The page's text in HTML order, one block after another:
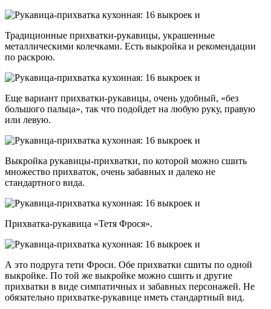
Традиционные прихватки-рукавицы, украшенные
металлическими колечками. Есть выкройка и рекомендации
по раскрою.
Еще вариант прихватки-рукавицы, очень удобный, «без
большого пальца», так что подойдет на любую руку, правую
или левую.
Выкройка рукавицы-прихватки, по которой можно сшить
множество прихваток, очень забавных и далеко не
стандартного вида.
Прихватка-рукавица «Тетя Фрося».
А это подруга тети Фроси. Обе прихватки сшиты по одной
выкройке. По той же выкройке можно сшить и другие
прихватки в виде симпатичных и забавных персонажей. Не
обязательно прихватке-рукавице иметь стандартный вид.